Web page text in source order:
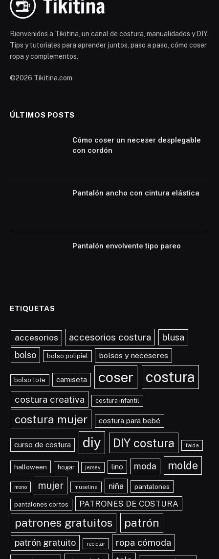
Bienvenidos a Tikitina, un canal de costura, manualidades y DIY.
Tips y tutoriales para aprender juntos, paso a paso, cómo coser
ropa y complementos.
©2026 Tikitina.com
ÚLTIMOS POSTS
Cómo coser un neceser desplegable
con cordón
Pantalón ancho con cintura elástica
Pantalón envolvente tipo pareo
ETIQUETAS
accesorios accesorios costura blusa
bolso bolso polipiel bolsos y neceseres
bolso tote camiseta coser costura
costura creativa costura infantil
costura mujer costura para bebé
curso de costura diy DIY costura falda
halloween hogar jersey lino moda molde
mono mujer muselina niña pantalones
pantalones cortos PATRONES DE COSTURA
patrones gratuitos patrón
patrón gratuito reciclar ropa cómoda